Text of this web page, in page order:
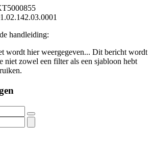
handleiding:
wordt hier weergegeven... Dit bericht wordt
niet zowel een filter als een sjabloon hebt